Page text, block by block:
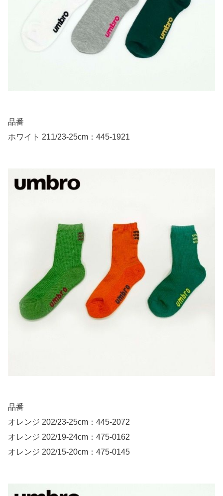
品番
ホワイト 211/23-25cm：445-1921
品番
オレンジ 202/23-25cm：445-2072
オレンジ 202/19-24cm：475-0162
オレンジ 202/15-20cm：475-0145